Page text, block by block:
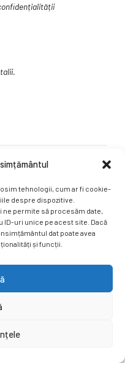
tehnologii, cum ar fi cookie-
despre dispozitive.
permite să procesăm date,
ID-uri unice pe acest site. Dacă
dat poate avea
și funcții.